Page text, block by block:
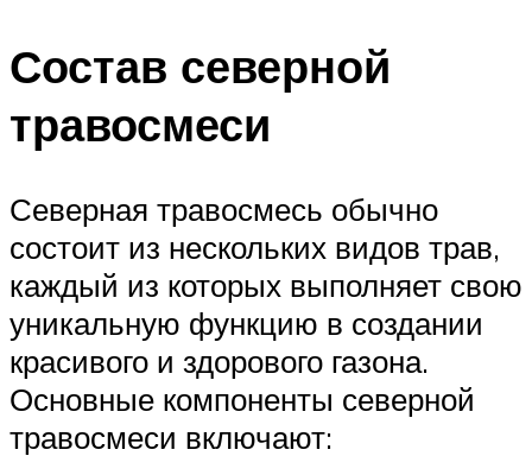
Состав северной
травосмеси
Северная травосмесь обычно
состоит из нескольких видов трав,
каждый из которых выполняет свою
уникальную функцию в создании
красивого и здорового газона.
Основные компоненты северной
травосмеси включают: